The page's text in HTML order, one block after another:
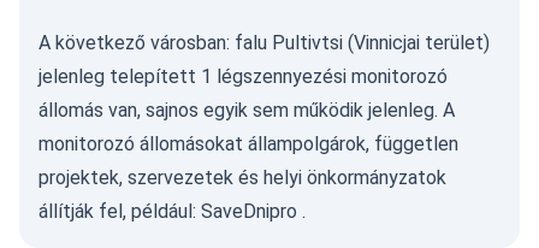
A következő városban: falu Pultivtsi (Vinnicjai terület)
jelenleg telepített 1 légszennyezési monitorozó
állomás van, sajnos egyik sem működik jelenleg. A
monitorozó állomásokat állampolgárok, független
projektek, szervezetek és helyi önkormányzatok
állítják fel, például: SaveDnipro .